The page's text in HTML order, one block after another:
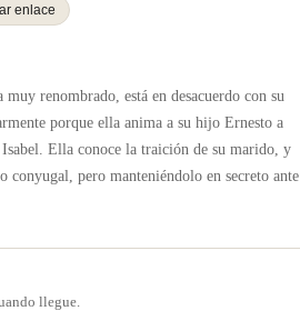
enlace
renombrado, está en desacuerdo con su
porque ella anima a su hijo Ernesto a
Ella conoce la traición de su marido, y
conyugal, pero manteniéndolo en secreto ante
llegue.